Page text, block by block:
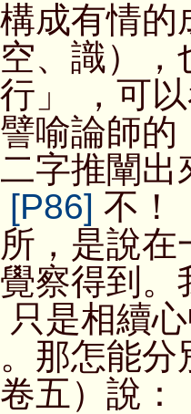
成有情
、識）
」 ，可
喻論師
字推闡
[P86] 不！
，是說
察得到
是相續
那怎能
五）說：